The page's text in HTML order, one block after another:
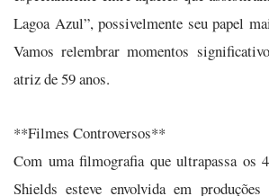
Lagoa Azul”, possivelmente seu papel
Vamos relembrar momentos
atriz de 59 anos.
**Filmes Controversos**
Com uma filmografia que ultrapassa os
Shields esteve envolvida em